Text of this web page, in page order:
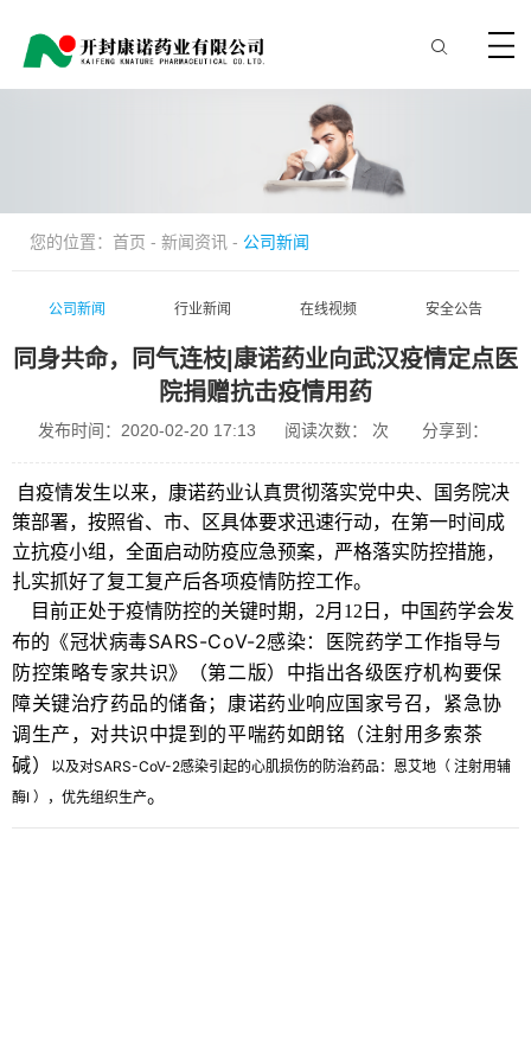
您的位置： 首页 - 新闻资讯 - 公司新闻
公司新闻 行业新闻 在线视频 安全公告
同身共命，同气连枝|康诺药业向武汉疫情定点医
院捐赠抗击疫情用药
发布时间：2020-02-20 17:13 阅读次数： 次 分享到：
自疫情发生以来，康诺药业认真贯彻落实党中央、国务院决
策部署，按照省、市、区具体要求迅速行动，在第一时间成
立抗疫小组，全面启动防疫应急预案，严格落实防控措施，
扎实抓好了复工复产后各项疫情防控工作。
目前正处于疫情防控的关键时期，2月12日，中国药学会发
布的 《冠状病毒SARS-CoV-2感染： 医院药学工作指导与
防控策略专家共识》（第二版）中指出各级医疗机构要保
障关键治疗药品的储备；康诺药业响应国家号召，紧急协
调生产，对共识中提到的平喘药如朗铭（注射用多索茶
碱）
以及对SARS-CoV-2感染引起的心肌损伤的防治药品：恩艾地（ 注射用辅
酶I ），优先组织生产。